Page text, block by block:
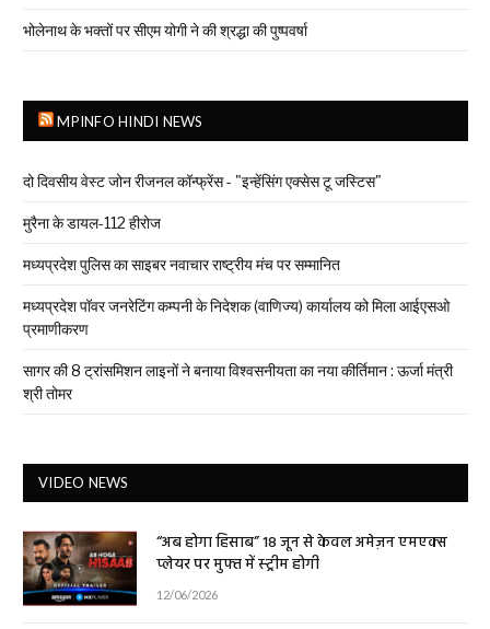
भोलेनाथ के भक्तों पर सीएम योगी ने की श्रद्धा की पुष्पवर्षा
MPINFO HINDI NEWS
दो दिवसीय वेस्ट जोन रीजनल कॉन्फ्रेंस - "इन्हेंसिंग एक्सेस टू जस्टिस"
मुरैना के डायल-112 हीरोज
मध्यप्रदेश पुलिस का साइबर नवाचार राष्ट्रीय मंच पर सम्मानित
मध्यप्रदेश पॉवर जनरेटिंग कम्पनी के निदेशक (वाणिज्य) कार्यालय को मिला आईएसओ
प्रमाणीकरण
सागर की 8 ट्रांसमिशन लाइनों ने बनाया विश्वसनीयता का नया कीर्तिमान : ऊर्जा मंत्री
श्री तोमर
VIDEO NEWS
“अब होगा हिसाब” 18 जून से केवल अमेज़न एमएक्स
प्लेयर पर मुफ्त में स्ट्रीम होगी
12/06/2026